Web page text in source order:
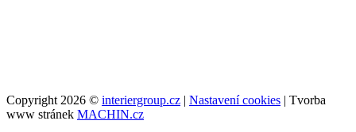
Copyright 2026 © interiergroup.cz | Nastavení cookies | Tvorba
www stránek MACHIN.cz